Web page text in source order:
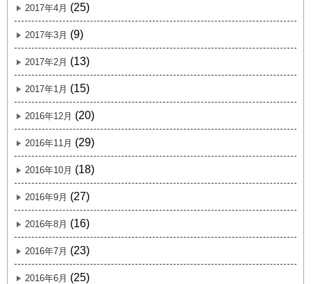
2017年4月 (25)
2017年3月 (9)
2017年2月 (13)
2017年1月 (15)
2016年12月 (20)
2016年11月 (29)
2016年10月 (18)
2016年9月 (27)
2016年8月 (16)
2016年7月 (23)
2016年6月 (25)